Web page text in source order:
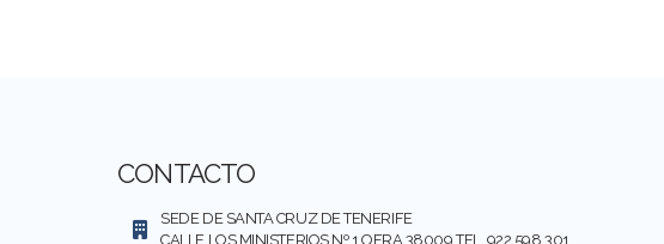
CONTACTO
SEDE DE SANTA CRUZ DE TENERIFE
CALLE LOS MINISTERIOS Nº 1 OFRA 38009 TEL. 922 598 301